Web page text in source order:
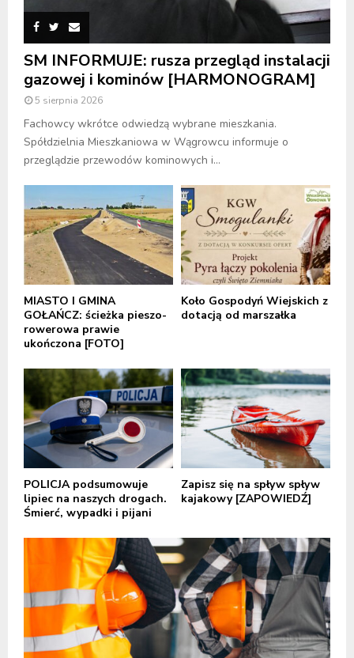
SM INFORMUJE: rusza przegląd instalacji
gazowej i kominów [HARMONOGRAM]
5 sierpnia 2026
Fachowcy wkrótce odwiedzą wybrane mieszkania.
Spółdzielnia Mieszkaniowa w Wągrowcu informuje o
przeglądzie przewodów kominowych i...
MIASTO I GMINA
GOŁAŃCZ: ścieżka pieszo-
rowerowa prawie
ukończona [FOTO]
Koło Gospodyń Wiejskich z
dotacją od marszałka
POLICJA podsumowuje
lipiec na naszych drogach.
Śmierć, wypadki i pijani
Zapisz się na spływ spływ
kajakowy [ZAPOWIEDŹ]